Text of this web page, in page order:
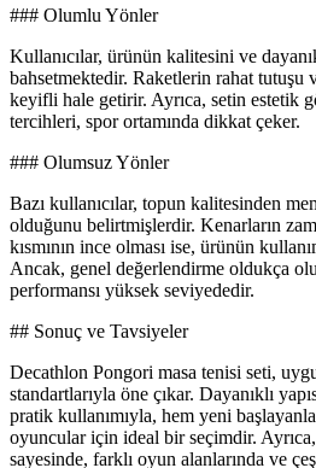
### Olumlu Yönler
Kullanıcılar, ürünün kalitesini ve
bahsetmektedir. Raketlerin rahat tutuşu
keyifli hale getirir. Ayrıca, setin estetik
tercihleri, spor ortamında dikkat çeker.
### Olumsuz Yönler
Bazı kullanıcılar, topun kalitesinden
olduğunu belirtmişlerdir. Kenarların
kısmının ince olması ise, ürünün
Ancak, genel değerlendirme oldukça
performansı yüksek seviyededir.
## Sonuç ve Tavsiyeler
Decathlon Pongori masa tenisi seti,
standartlarıyla öne çıkar. Dayanıklı
pratik kullanımıyla, hem yeni
oyuncular için ideal bir seçimdir.
sayesinde, farklı oyun alanlarında ve